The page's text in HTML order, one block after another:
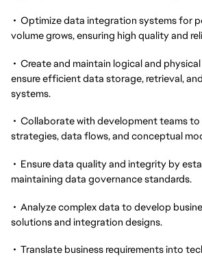
• Optimize data integration systems for
volume grows, ensuring high quality and
• Create and maintain logical and
ensure efficient data storage, retrieval,
systems.
• Collaborate with development teams
strategies, data flows, and conceptual
• Ensure data quality and integrity by
maintaining data governance standards.
• Analyze complex data to develop
solutions and integration designs.
• Translate business requirements into